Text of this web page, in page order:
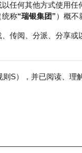
任何其他方式使用
统称“瑞银集团”）概不
传阅、分派、分享
S），并已阅读、理